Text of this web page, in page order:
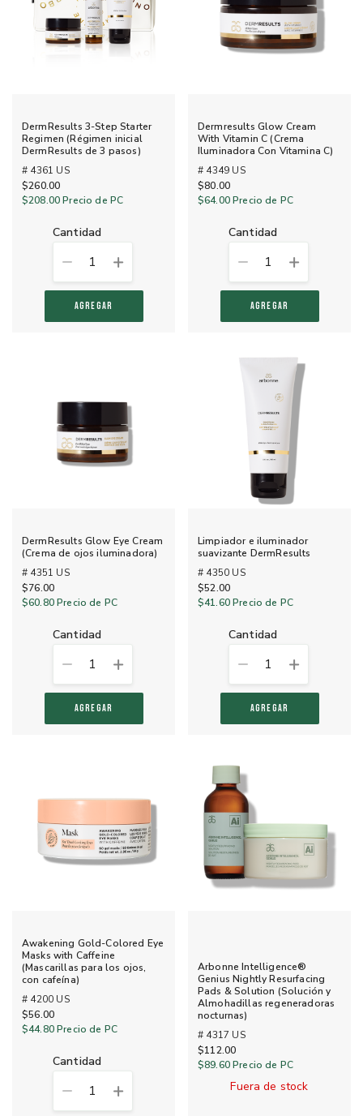
DermResults 3-Step Starter
Regimen (Régimen inicial
DermResults de 3 pasos)
# 4361 US
$260.00
$208.00Precio de PC
cantidad
1
AGREGAR
Dermresults Glow Cream
With Vitamin C (Crema
Iluminadora Con Vitamina C)
# 4349 US
$80.00
$64.00Precio de PC
cantidad
1
AGREGAR
DermResults Glow Eye Cream
(Crema de ojos iluminadora)
# 4351 US
$76.00
$60.80Precio de PC
cantidad
1
AGREGAR
Limpiador e iluminador
suavizante DermResults
# 4350 US
$52.00
$41.60Precio de PC
cantidad
1
AGREGAR
Awakening Gold-Colored Eye
Masks with Caffeine
(Mascarillas para los ojos,
con cafeína)
# 4200 US
$56.00
$44.80Precio de PC
cantidad
1
Arbonne Intelligence®
Genius Nightly Resurfacing
Pads & Solution (Solución y
Almohadillas regeneradoras
nocturnas)
# 4317 US
$112.00
$89.60Precio de PC
Fuera de stock